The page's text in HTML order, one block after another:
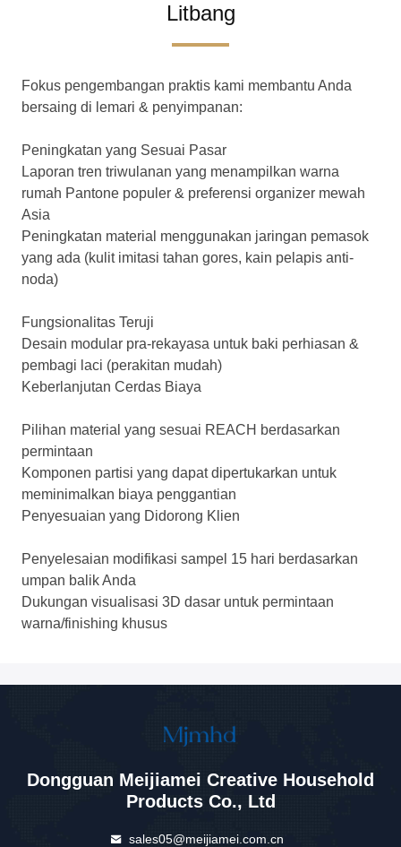
Litbang
Fokus pengembangan praktis kami membantu Anda
bersaing di lemari & penyimpanan:
Peningkatan yang Sesuai Pasar
Laporan tren triwulanan yang menampilkan warna
rumah Pantone populer & preferensi organizer mewah
Asia
Peningkatan material menggunakan jaringan pemasok
yang ada (kulit imitasi tahan gores, kain pelapis anti-
noda)
Fungsionalitas Teruji
Desain modular pra-rekayasa untuk baki perhiasan &
pembagi laci (perakitan mudah)
Keberlanjutan Cerdas Biaya
Pilihan material yang sesuai REACH berdasarkan
permintaan
Komponen partisi yang dapat dipertukarkan untuk
meminimalkan biaya penggantian
Penyesuaian yang Didorong Klien
Penyelesaian modifikasi sampel 15 hari berdasarkan
umpan balik Anda
Dukungan visualisasi 3D dasar untuk permintaan
warna/finishing khusus
Dongguan Meijiamei Creative Household
Products Co., Ltd
sales05@meijiamei.com.cn